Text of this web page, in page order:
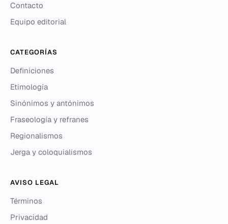
Contacto
Equipo editorial
CATEGORÍAS
Definiciones
Etimología
Sinónimos y antónimos
Fraseología y refranes
Regionalismos
Jerga y coloquialismos
AVISO LEGAL
Términos
Privacidad